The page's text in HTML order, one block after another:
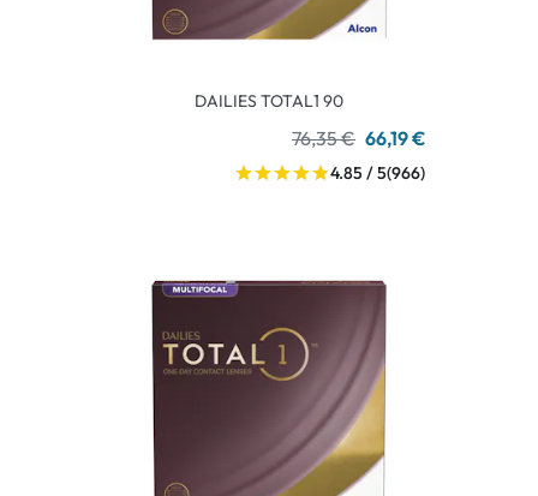
DAILIES TOTAL1 90
76,35 € 66,19 €
4.85 / 5(966)